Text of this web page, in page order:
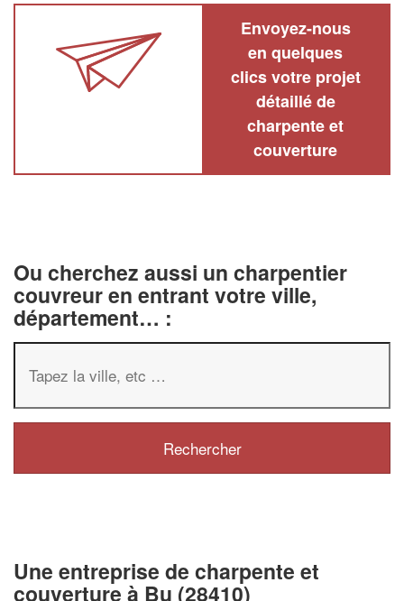
Envoyez-nous
en quelques
clics votre projet
détaillé de
charpente et
couverture
Ou cherchez aussi un charpentier
couvreur en entrant votre ville,
département… :
Une entreprise de charpente et
couverture à Bu (28410)
✕
professionnel ?
Augmentez votre
vos
tout en gagnant de